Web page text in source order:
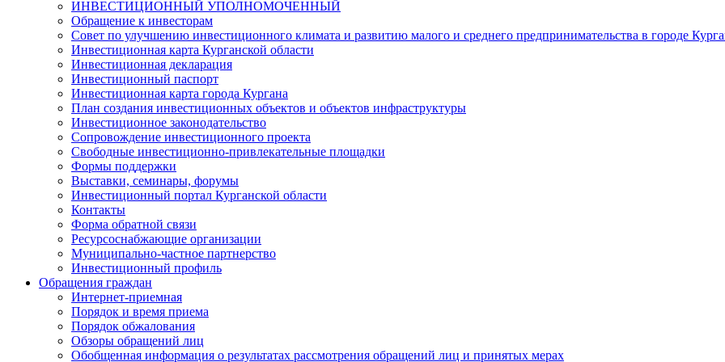
ИНВЕСТИЦИОННЫЙ УПОЛНОМОЧЕННЫЙ
Обращение к инвесторам
Совет по улучшению инвестиционного климата и развитию малого и среднего предпринимательства в городе
Инвестиционная карта Курганской области
Инвестиционная декларация
Инвестиционный паспорт
Инвестиционная карта города Кургана
План создания инвестиционных объектов и объектов инфраструктуры
Инвестиционное законодательство
Сопровождение инвестиционного проекта
Свободные инвестиционно-привлекательные площадки
Формы поддержки
Выставки, семинары, форумы
Инвестиционный портал Курганской области
Контакты
Форма обратной связи
Ресурсоснабжающие организации
Муниципально-частное партнерство
Инвестиционный профиль
Обращения граждан
Интернет-приемная
Порядок и время приема
Порядок обжалования
Обзоры обращений лиц
Обобщенная информация о результатах рассмотрения обращений лиц и принятых мерах